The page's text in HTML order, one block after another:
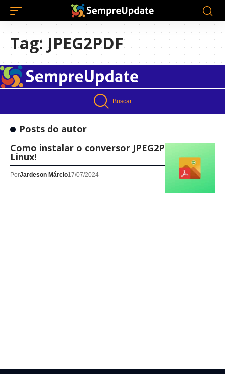
Tag: JPEG2PDF
Buscar
Posts do autor
Como instalar o conversor JPEG2PDF no
Linux!
PorJardeson Márcio17/07/2024